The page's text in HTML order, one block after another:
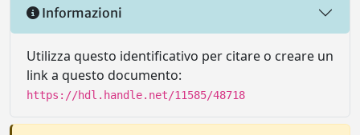
Informazioni
Utilizza questo identificativo per citare o creare un
link a questo documento:
https://hdl.handle.net/11585/48718